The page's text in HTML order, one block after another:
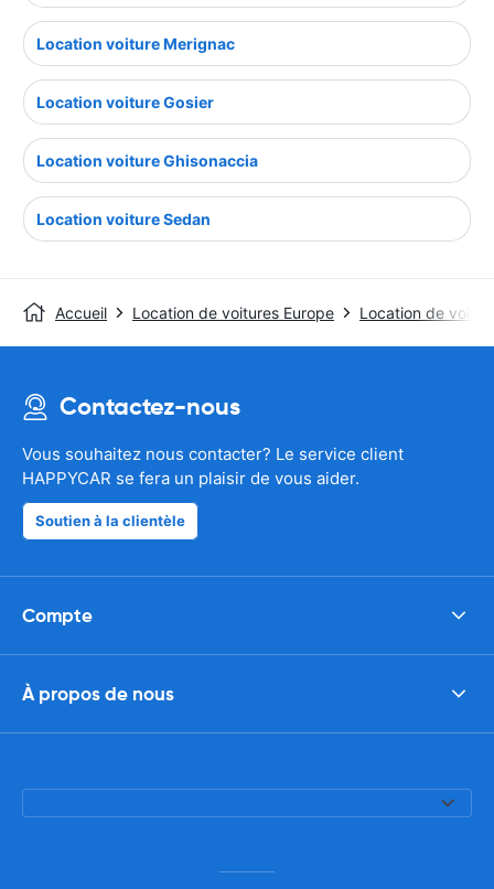
Location voiture Merignac
Location voiture Gosier
Location voiture Ghisonaccia
Location voiture Sedan
Accueil Location de voitures Europe Location de
Contactez-nous
Vous souhaitez nous contacter? Le service client
HAPPYCAR se fera un plaisir de vous aider.
Soutien à la clientèle
Compte
À propos de nous